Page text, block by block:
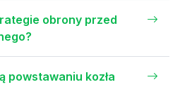
obrony przed
powstawaniu kozła